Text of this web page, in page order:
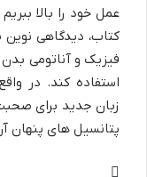
عمل خود را بالا
کتاب، دیدگاهی
فیزیک و آناتومی
استفاده کند. در
زبان جدید برای
پتانسیل های پنهان